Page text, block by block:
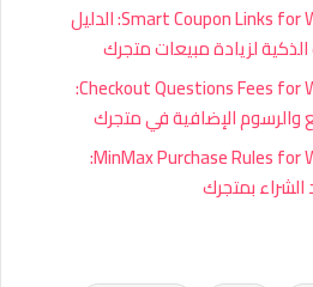
إضافة Smart Coupon Links for WooCommerce: الدليل
لزيادة مبيعات متجرك
إضافة Checkout Questions Fees for WooCommerce:
والرسوم الإضافية في متجرك
إضافة MinMax Purchase Rules for WooCommerce:
بمتجرك